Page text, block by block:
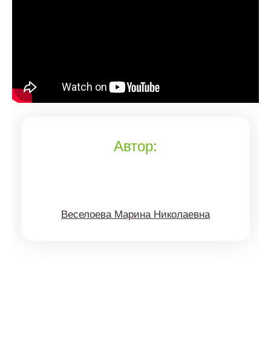
Автор:
Веселоева Марина Николаевна